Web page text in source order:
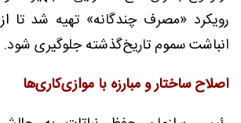
رویکرد «مصرف چندگانه» تهیه شد تا
انباشت سموم تاریخ‌گذشته جلوگیری شود.
اصلاح ساختار و مبارزه با موازی‌کاری‌ها